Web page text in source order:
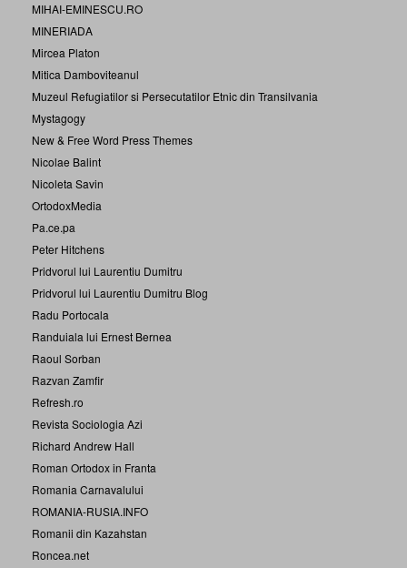
MIHAI-EMINESCU.RO
MINERIADA
Mircea Platon
Mitica Damboviteanul
Muzeul Refugiatilor si Persecutatilor Etnic din Transilvania
Mystagogy
New & Free Word Press Themes
Nicolae Balint
Nicoleta Savin
OrtodoxMedia
Pa.ce.pa
Peter Hitchens
Pridvorul lui Laurentiu Dumitru
Pridvorul lui Laurentiu Dumitru Blog
Radu Portocala
Randuiala lui Ernest Bernea
Raoul Sorban
Razvan Zamfir
Refresh.ro
Revista Sociologia Azi
Richard Andrew Hall
Roman Ortodox in Franta
Romania Carnavalului
ROMANIA-RUSIA.INFO
Romanii din Kazahstan
Roncea.net